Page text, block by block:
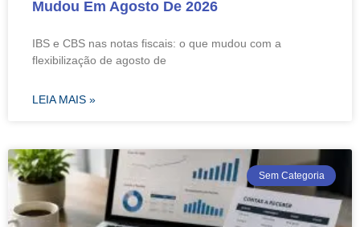
Mudou Em Agosto De 2026
IBS e CBS nas notas fiscais: o que mudou com a
flexibilização de agosto de
LEIA MAIS »
Sem Categoria